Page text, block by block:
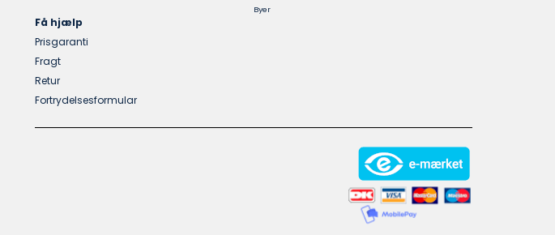
Få hjælp
Prisgaranti
Fragt
Retur
Fortrydelsesformular
Byer